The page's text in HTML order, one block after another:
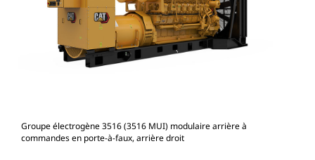
Groupe électrogène 3516 (3516 MUI) modulaire arrière à
commandes en porte-à-faux, arrière droit